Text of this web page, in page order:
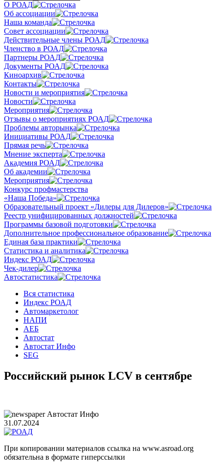
О РОАД
Об ассоциации
Наша команда
Совет ассоциации
Действительные члены РОАД
Членство в РОАД
Партнеры РОАД
Документы РОАД
Киноархив
Контакты
Новости и мероприятия
Новости
Мероприятия
Отзывы о мероприятиях РОАД
Проблемы авторынка
Инициативы РОАД
Прямая речь
Мнение эксперта
Академия РОАД
Об академии
Мероприятия
Конкурс профмастерства
«Наша Победа»
Образовательный проект «Дилеры для Дилеров»
Реестр унифицированных должностей
Программы базовой подготовки
Дополнительное профессиональное образование
Единая база практики
Статистика и аналитика
Индекс РОАД
Чек-дилер
Автостатистика
Вся статистика
Индекс РОАД
Автомаркетолог
НАПИ
АЕБ
Автостат
Автостат Инфо
SEG
Российский рынок LCV в сентябре
Автостат Инфо
31.07.2024
При копировании материалов ссылка на www.asroad.org
обязательна в формате гиперссылки